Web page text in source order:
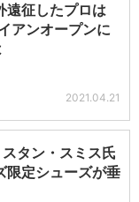
遠征したプロは
アンオープンに
2021.04.21
タン・スミス氏
限定シューズが垂